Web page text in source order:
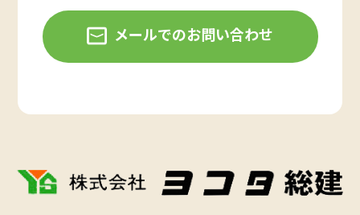
メールでのお問い合わせ